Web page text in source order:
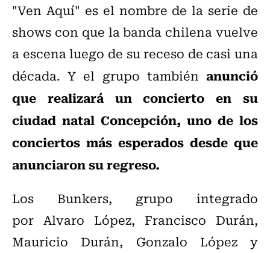
"Ven Aquí" es el nombre de la serie de
shows con que la banda chilena vuelve
a escena luego de su receso de casi una
década. Y el grupo también anunció
que realizará un concierto en su
ciudad natal Concepción, uno de los
conciertos más esperados desde que
anunciaron su regreso.
Los Bunkers, grupo integrado
por Alvaro López, Francisco Durán,
Mauricio Durán, Gonzalo López y